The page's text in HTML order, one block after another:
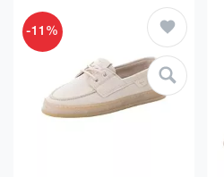
-11%